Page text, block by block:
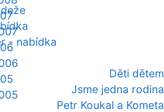
- nabídka
Děti dětem
Jsme jedna rodina
Petr Koukal a Kometa